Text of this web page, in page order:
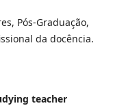
Pós-Graduação,
da docência.
teacher